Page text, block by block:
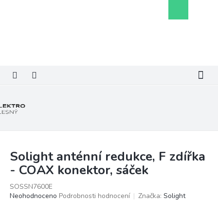
košík
Solight anténní redukce, F zdířka
- COAX konektor, sáček
SOSSN7600E
Průměrné
Neohodnoceno Podrobnosti hodnocení Značka: Solight